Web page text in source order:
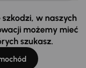
w naszych
możemy mieć
szukasz.